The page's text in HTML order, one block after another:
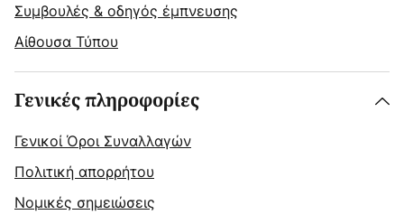
Συμβουλές & οδηγός έμπνευσης
Αίθουσα Τύπου
Γενικές πληροφορίες
Γενικοί Όροι Συναλλαγών
Πολιτική απορρήτου
Νομικές σημειώσεις